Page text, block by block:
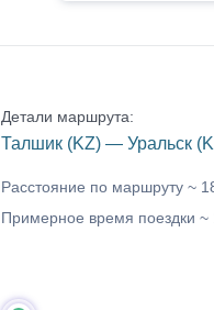
Детали маршрута:
Талшик (KZ) — Уральск
Расстояние по маршруту ~
Примерное время поездки ~